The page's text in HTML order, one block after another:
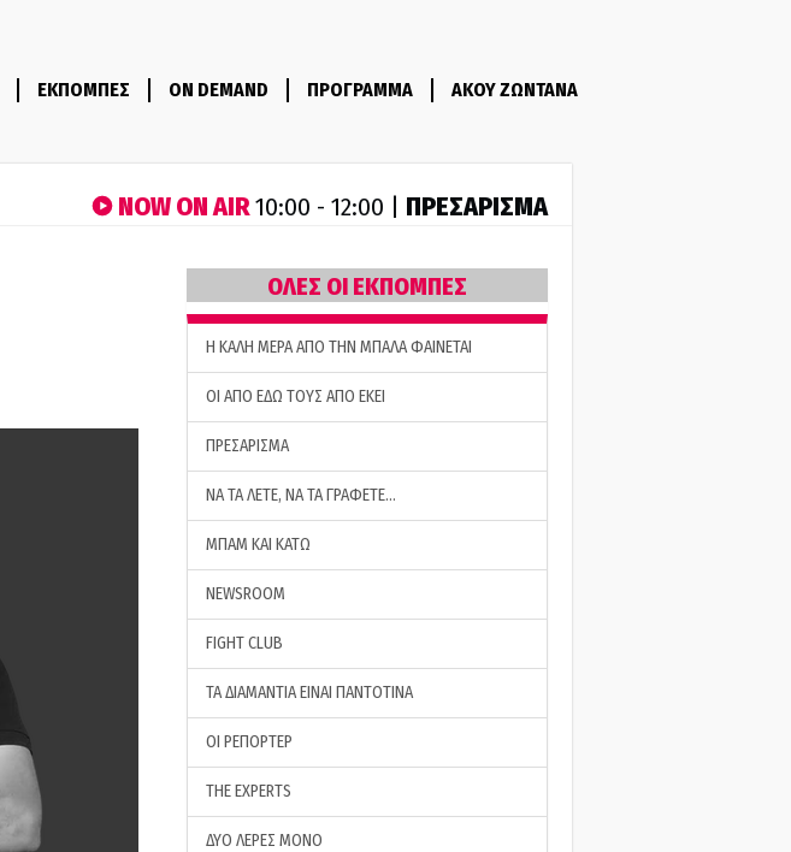
ΕΚΠΟΜΠΕΣ ON DEMAND ΠΡΟΓΡΑΜΜΑ ΑΚΟΥ ΖΩΝΤΑΝΑ
NOW ON AIR10:00 - 12:00 | ΠΡΕΣΑΡΙΣΜΑ
ΟΛΕΣ ΟΙ ΕΚΠΟΜΠΕΣ
H ΚΑΛΗ ΜΕΡΑ ΑΠΟ ΤΗΝ ΜΠΑΛΑ ΦΑΙΝΕΤΑΙ
ΟΙ ΑΠΟ ΕΔΩ ΤΟΥΣ ΑΠΟ ΕΚΕΙ
ΠΡΕΣΑΡΙΣΜΑ
ΝΑ ΤΑ ΛΕΤΕ, ΝΑ ΤΑ ΓΡΑΦΕΤΕ…
ΜΠΑΜ ΚΑΙ ΚΑΤΩ
NEWSROOM
FIGHT CLUB
ΤΑ ΔΙΑΜΑΝΤΙΑ ΕΙΝΑΙ ΠΑΝΤΟΤΙΝΑ
ΟΙ ΡΕΠΟΡΤΕΡ
THE EXPERTS
ΔΥΟ ΛΕΡΕΣ ΜΟΝΟ